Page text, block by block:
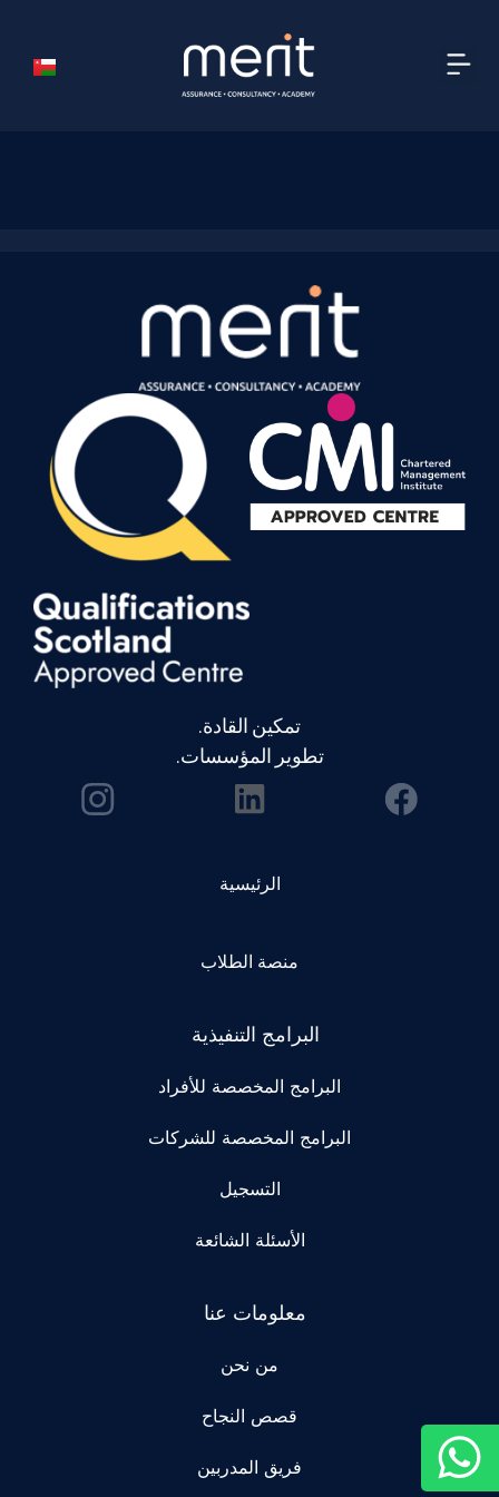
تمكين القادة.
تطوير المؤسسات.
الرئيسية
منصة الطلاب
البرامج التنفيذية
البرامج المخصصة للأفراد
البرامج المخصصة للشركات
التسجيل
الأسئلة الشائعة
معلومات عنا
من نحن
قصص النجاح
فريق المدربين